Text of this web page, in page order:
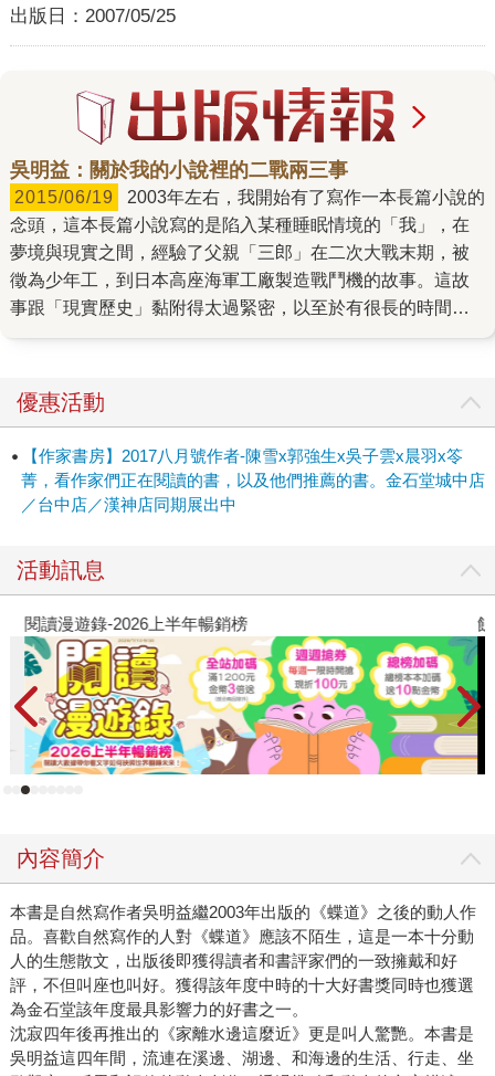
出版日： 2007/05/25
吳明益：關於我的小說裡的二戰兩三事
2015/06/19
念頭，這本長篇小說寫的是陷入某種睡眠情境的「我」，在
夢境與現實之間，經驗了父親「三郎」在二次大戰末期，被
徵為少年工，到日本高座海軍工廠製造戰鬥機的故事。這故
事跟「現實歷史」黏附得太過緊密，以至於有很長的時間我
鎮裡，一路問人才找到「台灣少年工慰靈紀念碑」。但站在
碑前時，我很快體認到，那並沒有辦法支持我寫出一本小
說。因為我並沒有真正進入那個時間的靈魂內裡，我所體會
的，「三郎」十三歲到異地製造戰爭機器的心境，跟我所知
道的一隻鴿子的飛行原理，膚淺程度相差無幾。 這個焦慮在
其中一個便是我採用了「觀世音」的觀點來寫作，另一個是
食蛇龜「石頭」的故事。透過這兩個「角色」，我終於獲得
敘事的「乩身」，得以真正如夢地短暫進入某個時代情境
裡。 當時我捨棄了不少寫作材料，卻也意外地編織了一些我
原本不相信的「運命」（就像我在《單車失竊記》裡提到
的，「運」擺在「命」前面）。我發現三島由紀夫（平岡公
威）曾在昭和二十年（1945年）寫給川端康成的書信裡提到
自己參加「勤勞動員」，住在「神奈川縣，高座郡，大和局
高座廠，第五員工宿舍」裡，這正是小說裡的「三郎」所在
在同一營區的我的「三郎」，會不會也吃過平岡公威炒的
菜，聽過他講的故事呢？ 也是少年工的我父親如果見過年輕
時的三島由紀夫（甚至聽過他講故事），這點我光想就像身
為蠟燭被點上火一樣，覺得人生如此神祕。 經過七年之後，
我動筆寫下另一本小說──《單車失竊記》，這本書的寫作動
機來自一位《睡眠的航線》讀者的來信。他（或她）問我，
小說最後，三郎將腳踏車停在中山堂前，隔天即告失蹤。但
「他騎的那輛腳踏車」呢？那輛他（她）認為極其具有象徵
優惠活動
【作家書房】2017八月號作者-陳雪x郭強生x吳子雲x晨羽x笭
菁，看作家們正在閱讀的書，以及他們推薦的書。金石堂城中店
／台中店／漢神店同期展出中
活動訊息
閱讀漫遊錄-2026上半年暢銷榜
內容簡介
本書是自然寫作者吳明益繼2003年出版的《蝶道》之後的動人作
品。喜歡自然寫作的人對《蝶道》應該不陌生，這是一本十分動
人的生態散文，出版後即獲得讀者和書評家們的一致擁戴和好
評，不但叫座也叫好。獲得該年度中時的十大好書獎同時也獲選
為金石堂該年度最具影響力的好書之一。
沈寂四年後再推出的《家離水邊這麼近》更是叫人驚艷。本書是
吳明益這四年間，流連在溪邊、湖邊、和海邊的生活、行走、坐